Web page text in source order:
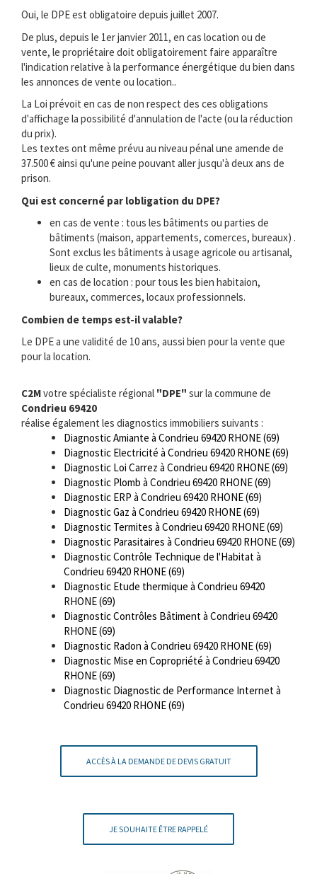
Oui, le DPE est obligatoire depuis juillet 2007.
De plus, depuis le 1er janvier 2011, en cas location ou de
vente, le propriétaire doit obligatoirement faire apparaître
l'indication relative à la performance énergétique du bien dans
les annonces de vente ou location..
La Loi prévoit en cas de non respect des ces obligations
d'affichage la possibilité d'annulation de l'acte (ou la réduction
du prix).
Les textes ont même prévu au niveau pénal une amende de
37.500 € ainsi qu'une peine pouvant aller jusqu'à deux ans de
prison.
Qui est concerné par lobligation du DPE?
en cas de vente : tous les bâtiments ou parties de
bâtiments (maison, appartements, comerces, bureaux) .
Sont exclus les bâtiments à usage agricole ou artisanal,
lieux de culte, monuments historiques.
en cas de location : pour tous les bien habitaion,
bureaux, commerces, locaux professionnels.
Combien de temps est-il valable?
Le DPE a une validité de 10 ans, aussi bien pour la vente que
pour la location.
C2Mvotre spécialiste régional "DPE" sur la commune de
Condrieu 69420
réalise également les diagnostics immobiliers suivants :
Diagnostic Amiante à Condrieu 69420 RHONE (69)
Diagnostic Electricité à Condrieu 69420 RHONE (69)
Diagnostic Loi Carrez à Condrieu 69420 RHONE (69)
Diagnostic Plomb à Condrieu 69420 RHONE (69)
Diagnostic ERP à Condrieu 69420 RHONE (69)
Diagnostic Gaz à Condrieu 69420 RHONE (69)
Diagnostic Termites à Condrieu 69420 RHONE (69)
Diagnostic Parasitaires à Condrieu 69420 RHONE (69)
Diagnostic Contrôle Technique de l'Habitat à
Condrieu 69420 RHONE (69)
Diagnostic Etude thermique à Condrieu 69420
RHONE (69)
Diagnostic Contrôles Bâtiment à Condrieu 69420
RHONE (69)
Diagnostic Radon à Condrieu 69420 RHONE (69)
Diagnostic Mise en Copropriété à Condrieu 69420
RHONE (69)
Diagnostic Diagnostic de Performance Internet à
Condrieu 69420 RHONE (69)
ACCÈS À LA DEMANDE DE DEVIS GRATUIT
JE SOUHAITE ÊTRE RAPPELÉ